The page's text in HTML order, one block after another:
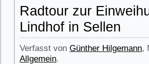
Radtour zur
Lindhof in Sellen
Verfasst von Günther Hilgemann,
Allgemein.